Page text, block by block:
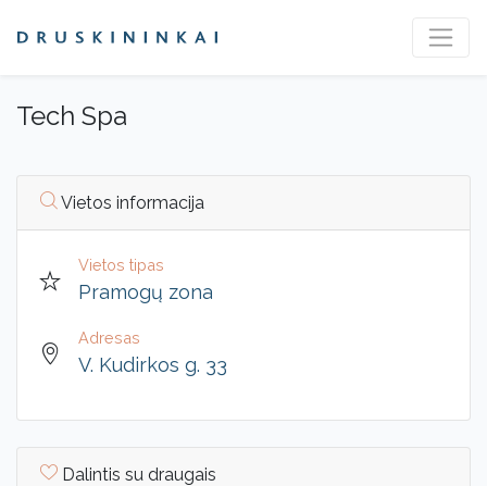
Tech Spa
Vietos informacija
Vietos tipas
Pramogų zona
Adresas
V. Kudirkos g. 33
Dalintis su draugais